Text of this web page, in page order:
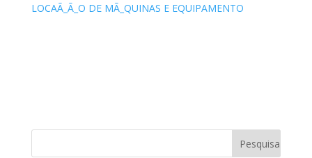
LOCAÃ_Ã_O DE MÃ_QUINAS E EQUIPAMENTO